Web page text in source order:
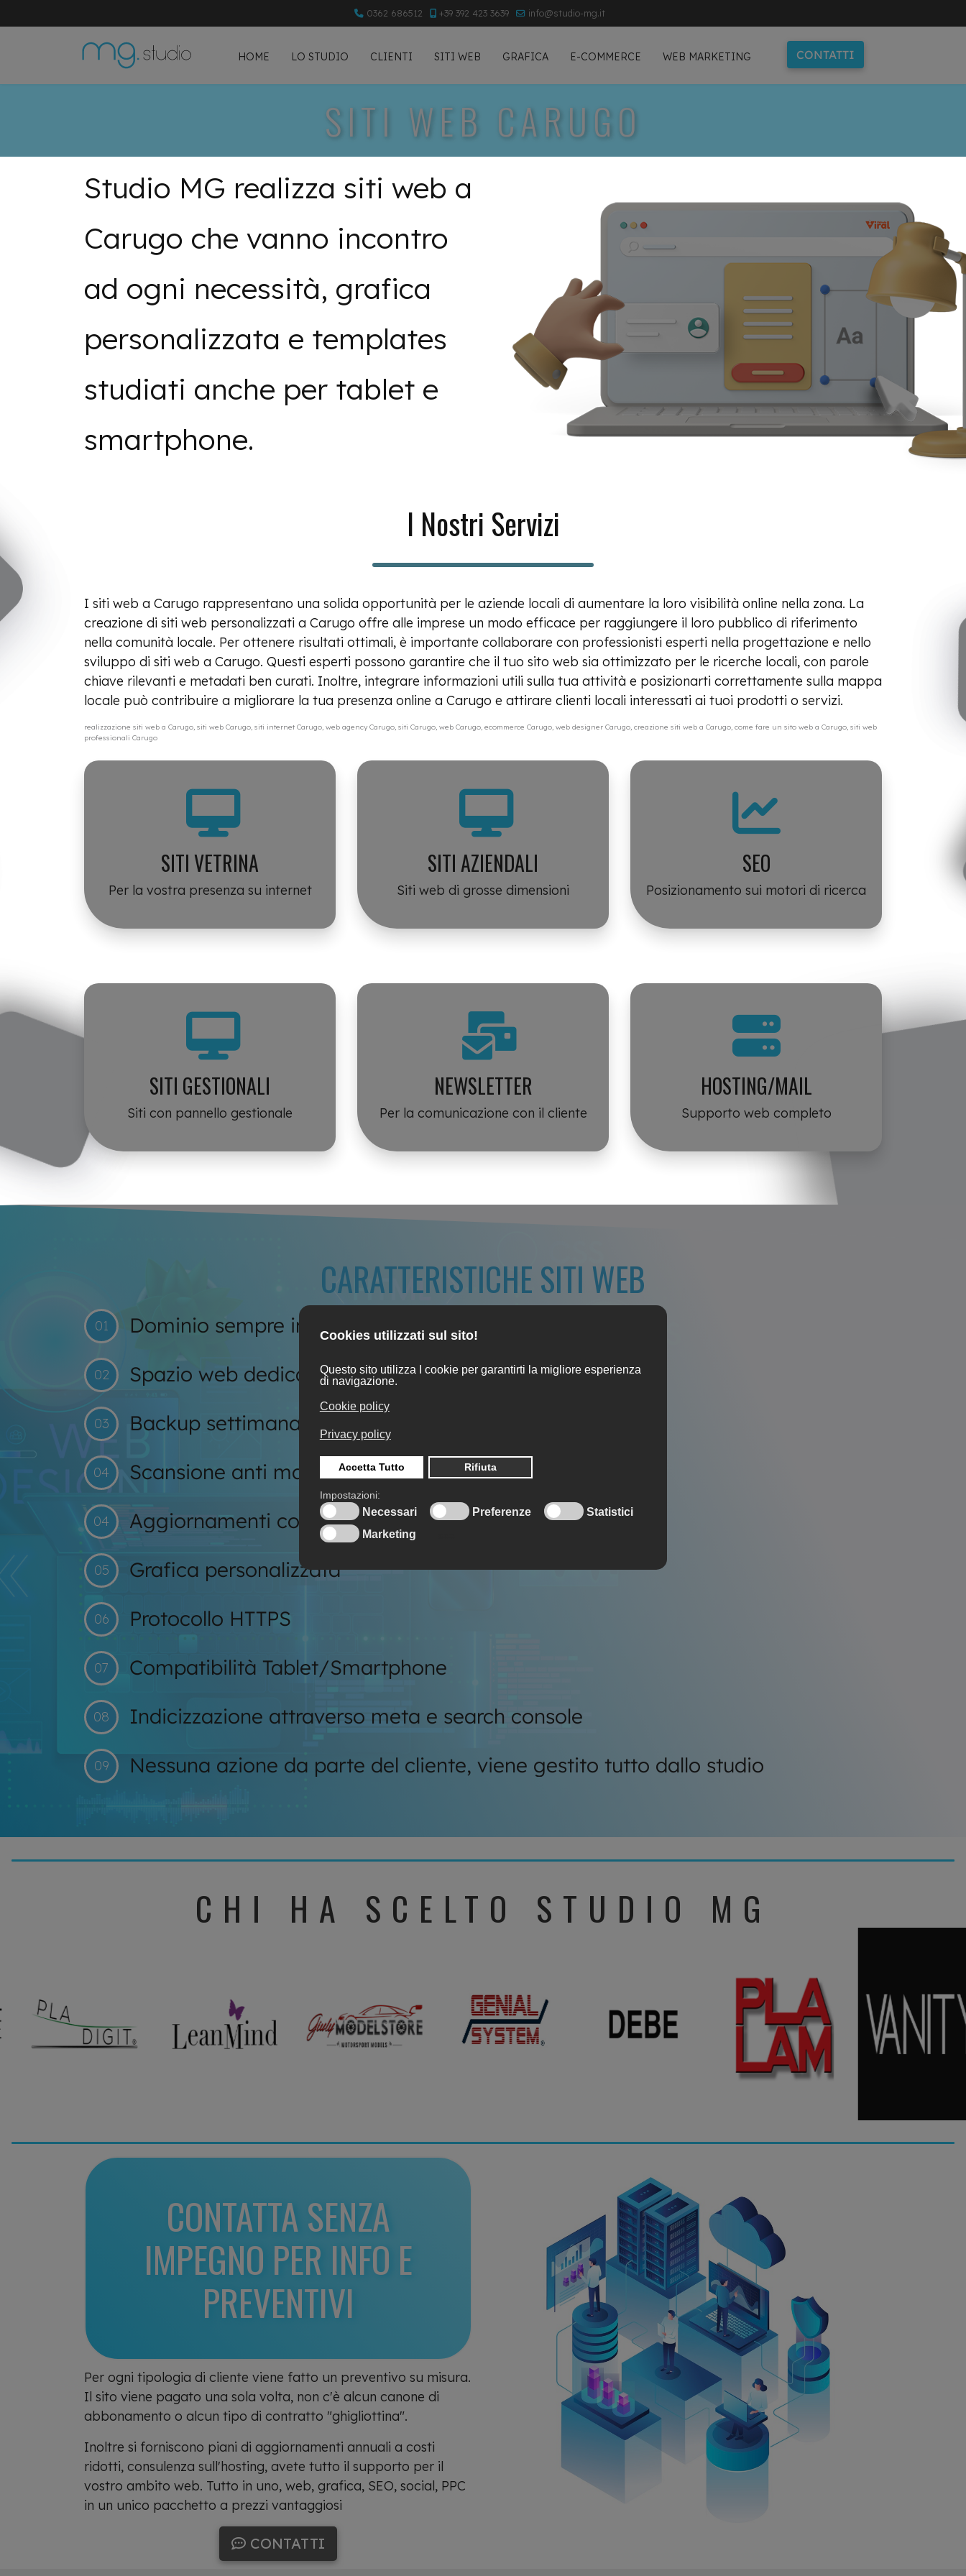
0362 686512 +39 392 423 3639 info@studio-mg.it
HOME LO STUDIO CLIENTI SITI WEB GRAFICA E-COMMERCE WEB MARKETING CONTATTI
SITI WEB CARUGO
Studio MG realizza siti web a
Carugo che vanno incontro
ad ogni necessità, grafica
personalizzata e templates
studiati anche per tablet e
smartphone.
I Nostri Servizi
I siti web a Carugo rappresentano una solida opportunità per le aziende locali di aumentare la loro visibilità online nella zona. La
creazione di siti web personalizzati a Carugo offre alle imprese un modo efficace per raggiungere il loro pubblico di riferimento
nella comunità locale. Per ottenere risultati ottimali, è importante collaborare con professionisti esperti nella progettazione e nello
sviluppo di siti web a Carugo. Questi esperti possono garantire che il tuo sito web sia ottimizzato per le ricerche locali, con parole
chiave rilevanti e metadati ben curati. Inoltre, integrare informazioni utili sulla tua attività e posizionarti correttamente sulla mappa
locale può contribuire a migliorare la tua presenza online a Carugo e attirare clienti locali interessati ai tuoi prodotti o servizi.
realizzazione siti web a Carugo, siti web Carugo, siti internet Carugo, web agency Carugo, siti Carugo, web Carugo, ecommerce Carugo, web designer Carugo, creazione siti web a Carugo, come fare un sito web a Carugo, siti web
professionali Carugo
SITI VETRINA
Per la vostra presenza su internet
SITI AZIENDALI
Siti web di grosse dimensioni
SEO
Posizionamento sui motori di ricerca
SITI GESTIONALI
Siti con pannello gestionale
NEWSLETTER
Per la comunicazione con il cliente
HOSTING/MAIL
Supporto web completo
CARATTERISTICHE SITI WEB
01 Dominio sempre intestato al cliente (.it, .com, etc..)
02 Spazio web dedicato su cloud server situato in italia
03 Backup settimanale del sito
04 Scansione anti malware periodica automatica
04 Aggiornamenti costanti nel tempo
05 Grafica personalizzata
06 Protocollo HTTPS
07 Compatibilità Tablet/Smartphone
08 Indicizzazione attraverso meta e search console
09 Nessuna azione da parte del cliente, viene gestito tutto dallo studio
CHI HA SCELTO STUDIO MG
CONTATTA SENZA
IMPEGNO PER INFO E
PREVENTIVI
Per ogni tipologia di cliente viene fatto un preventivo su misura.
Il sito viene pagato una sola volta, non c'è alcun canone di
abbonamento o alcun tipo di contratto "ghigliottina".
Inoltre si forniscono piani di aggiornamenti annuali a costi
ridotti, consulenza sull'hosting, avete tutto il supporto per il
vostro ambito web. Tutto in uno, web, grafica, SEO, social, PPC
in un unico pacchetto a prezzi vantaggiosi
CONTATTI